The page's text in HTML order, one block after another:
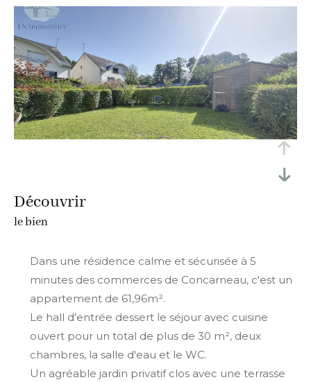
découvrir
le bien
Dans une résidence calme et sécurisée à 5
minutes des commerces de Concarneau, c'est un
appartement de 61,96m².
Le hall d'entrée dessert le séjour avec cuisine
ouvert pour un total de plus de 30 m², deux
chambres, la salle d'eau et le WC.
Un agréable jardin privatif clos avec une terrasse